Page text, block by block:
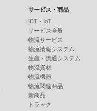
サービス・商品
ICT・IoT
サービス全般
物流サービス
物流情報システム
生産・流通システム
物流資材
物流機器
物流関連商品
新商品
トラック